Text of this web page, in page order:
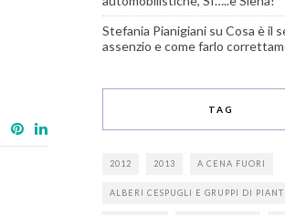
Stefania Pianigiani su Cosa è il
assenzio e come farlo
TAG
2012 2013 A CENA FUORI
ALBERI CESPUGLI E GRUPPI DI